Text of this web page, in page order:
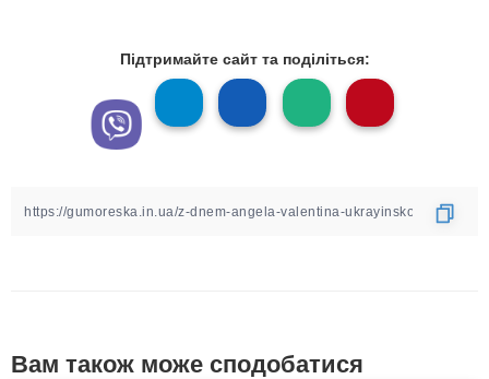
Підтримайте сайт та поділіться:
Вам також може сподобатися